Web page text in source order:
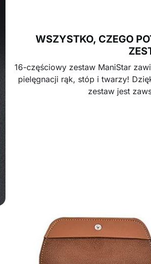
WSZYSTKO, CZEGO
16-częściowy zestaw ManiStar
pielęgnacji rąk, stóp i twarzy!
zestaw jest